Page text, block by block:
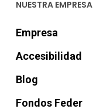
NUESTRA EMPRESA
Empresa
Accesibilidad
Blog
Fondos Feder